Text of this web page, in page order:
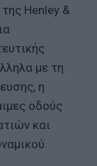
Henley &
με τη
η
οδούς
και